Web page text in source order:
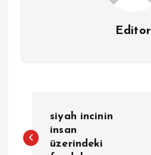
Editor
a
siyah incinin
insan
üzerindeki